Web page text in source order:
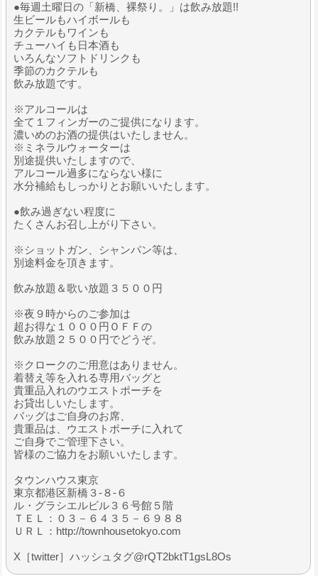
●毎週土曜日の「新橋、裸祭り。」は飲み放題!!
生ビールもハイボールも
カクテルもワインも
チューハイも日本酒も
いろんなソフトドリンクも
季節のカクテルも
飲み放題です。
※アルコールは
全て１フィンガーのご提供になります。
濃いめのお酒の提供はいたしません。
※ミネラルウォーターは
別途提供いたしますので、
アルコール過多にならない様に
水分補給もしっかりとお願いいたします。
●飲み過ぎない程度に
たくさんお召し上がり下さい。
※ショットガン、シャンパン等は、
別途料金を頂きます。
飲み放題＆歌い放題３５００円
※夜９時からのご参加は
超お得な１０００円ＯＦＦの
飲み放題２５００円でどうぞ。
※クロークのご用意はありません。
着替え等を入れる専用バッグと
貴重品入れのウエストポーチを
お貸出しいたします。
バッグはご自身のお席、
貴重品は、ウエストポーチに入れて
ご自身でご管理下さい。
皆様のご協力をお願いいたします。
タウンハウス東京
東京都港区新橋３-８-６
ル・グラシエルビル３６号館５階
ＴＥＬ：０３－６４３５－６９８８
ＵＲＬ：http://townhousetokyo.com
X［twitter］ハッシュタグ@rQT2bktT1gsL8Os